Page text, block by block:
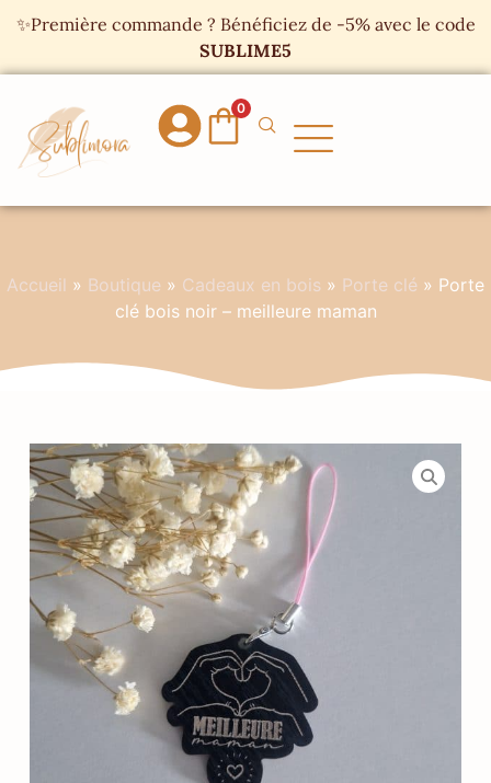
✨Première commande ? Bénéficiez de -5% avec le code
SUBLIME5
0
Accueil » Boutique » Cadeaux en bois » Porte clé » Porte
clé bois noir – meilleure maman
Panneau de gestion des cookies